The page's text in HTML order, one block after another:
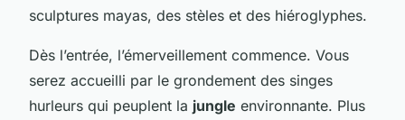
sculptures mayas, des stèles et des hiéroglyphes.
Dès l’entrée, l’émerveillement commence. Vous
serez accueilli par le grondement des singes
hurleurs qui peuplent la jungle environnante. Plus